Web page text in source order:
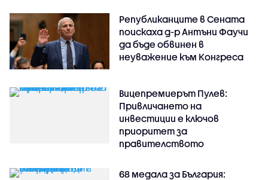
Републиканците в Сената
поискаха д-р Антъни Фаучи
да бъде обвинен в
неуважение към Конгреса
Вицепремиерът Пулев:
Привличането на
инвестиции е ключов
приоритет за
правителството
68 медала за България: